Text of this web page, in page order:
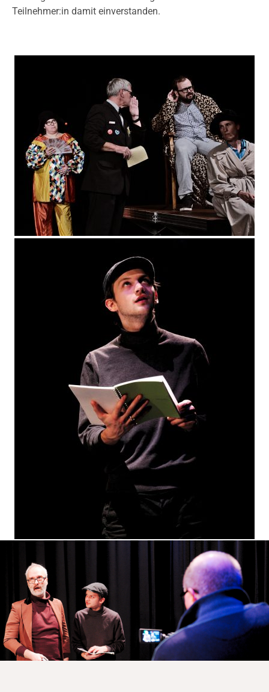
Teilnehmer:in damit einverstanden.